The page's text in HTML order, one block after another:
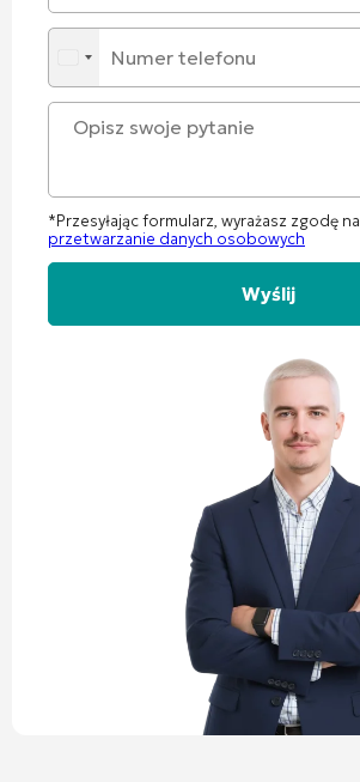
*Przesyłając formularz, wyrażasz zgodę na
przetwarzanie danych osobowych